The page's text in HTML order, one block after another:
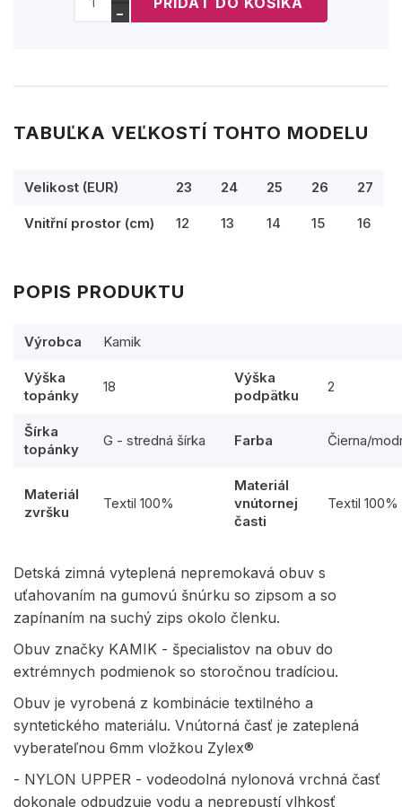
−
TABUĽKA VEĽKOSTÍ TOHTO MODELU
Velikost (EUR) 23 24 25 26 27
Vnitřní prostor (cm) 12 13 14 15 16
POPIS PRODUKTU
Výrobca Kamik
Výška
topánky
18
Výška
podpätku
2
Šírka
topánky
G - stredná šírka Farba Čierna/
Materiál
zvršku
Textil 100%
Materiál
vnútornej
časti
Textil 100%
Detská zimná vyteplená nepremokavá obuv s
uťahovaním na gumovú šnúrku so zipsom a so
zapínaním na suchý zips okolo členku.
Obuv značky KAMIK - špecialistov na obuv do
extrémnych podmienok so storočnou tradíciou.
Obuv je vyrobená z kombinácie textilného a
syntetického materiálu. Vnútorná časť je zateplená
vyberateľnou 6mm vložkou Zylex®
- NYLON UPPER - vodeodolná nylonová vrchná časť
dokonale odpudzuje vodu a neprepustí vlhkosť